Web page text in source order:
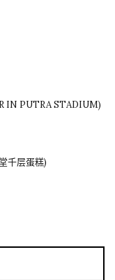
IN PUTRA STADIUM)
千层蛋糕)